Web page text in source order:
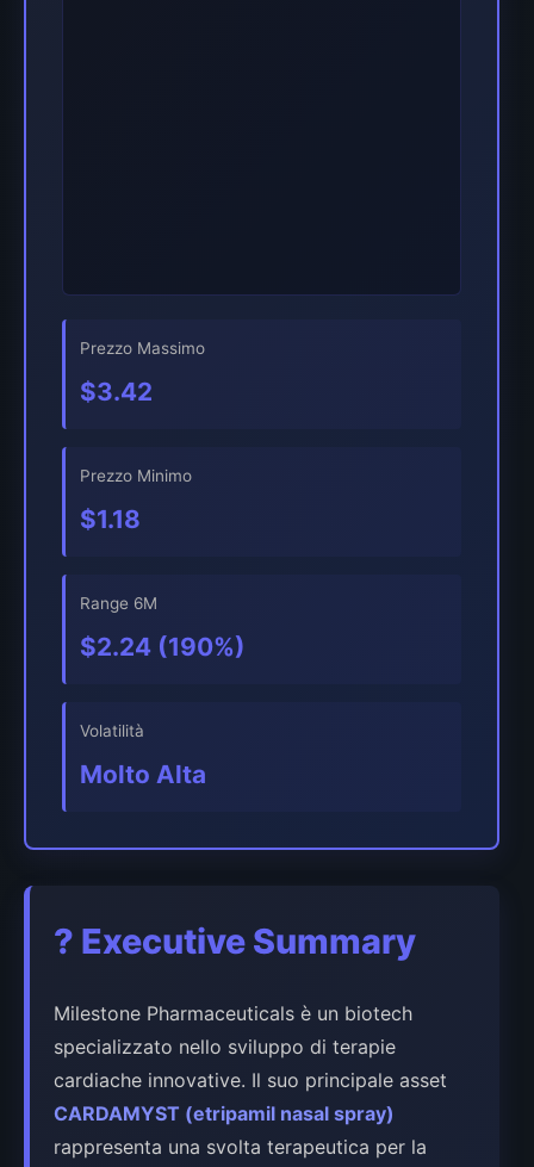
Prezzo Massimo
$3.42
Prezzo Minimo
$1.18
Range 6M
$2.24 (190%)
Volatilità
Molto Alta
? Executive Summary
Milestone Pharmaceuticals è un biotech
specializzato nello sviluppo di terapie
cardiache innovative. Il suo principale asset
CARDAMYST (etripamil nasal spray)
rappresenta una svolta terapeutica per la